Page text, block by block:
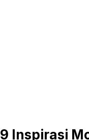
9 Inspirasi